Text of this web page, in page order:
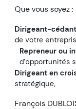
Que vous soyez :
Dirigeant-cédant
de votre
Repreneur ou
d’opportunités
Dirigeant en
stratégique,
François